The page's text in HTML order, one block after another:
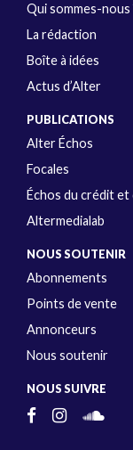
Qui sommes-nous
La rédaction
Boîte à idées
Actus d’Alter
PUBLICATIONS
Alter Échos
Focales
Échos du crédit et
Altermedialab
NOUS SOUTENIR
Abonnements
Points de vente
Annonceurs
Nous soutenir
NOUS SUIVRE